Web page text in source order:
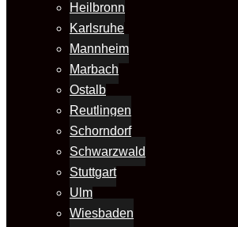
Heilbronn
Karlsruhe
Mannheim
Marbach
Ostalb
Reutlingen
Schorndorf
Schwarzwald
Stuttgart
Ulm
Wiesbaden